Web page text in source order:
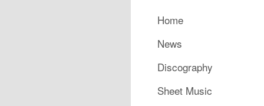
HauptmenüZum primären Inhalt springen
Zum sekundären Inhalt
Home
News
Discography
Sheet Music